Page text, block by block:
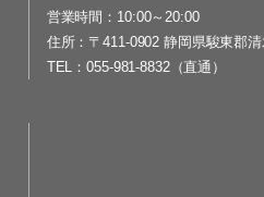
営業時間
10:00～20:00
住所
〒411-0902 静岡県駿東郡
TEL
055-981-8832（直通）